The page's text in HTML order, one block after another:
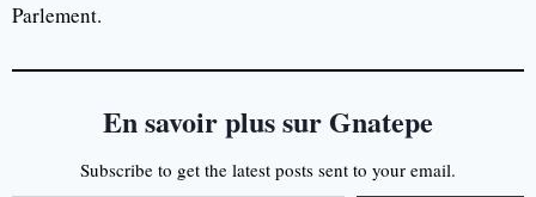
Parlement.
En savoir plus sur Gnatepe
Subscribe to get the latest posts sent to your email.